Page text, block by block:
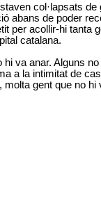
col·lapsats
abans de poder
per acollir-hi
catalana.
va anar. Alguns
a la intimitat de
gent que no